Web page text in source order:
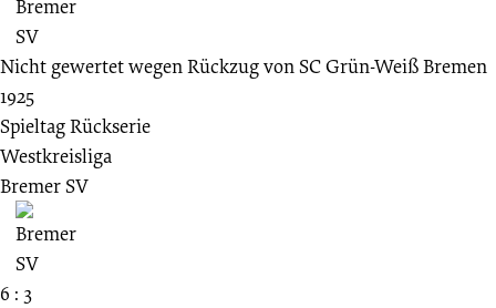
Nicht gewertet wegen Rückzug von SC Grün-Weiß Bremen
1925
Spieltag Rückserie
Westkreisliga
Bremer SV
6 : 3